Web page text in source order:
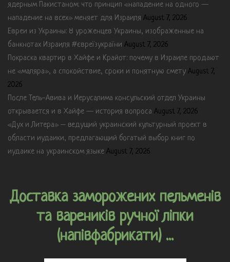
ядерным Пакистаном: что принцип «нападение на одного —
нападение на всех» меняет для Израиля August 7, 2026
Евреи из Украины: 8 уроженцев Украины, изображенные на
банкнотах Израиля #євреїзукраїни August 7, 2026
Покраска квартир в Хайфе и Крайот: почему в Израиле продают
не «маляра», а спокойствие, сроки и понятную смету August 7,
2026
После Тель-Авива и Иерусалима консульский отдел Украины
открывается и в Хайфе — история вопроса August 7, 2026
«Дух и Литера» – ведущий украинский культурный проект в
области иудаики, предлагающий богатый выбор книг по
иудаике на украинском языке August 7, 2026
Доставка заморожених пельменів
та вареників ручної ліпки
(напівфабрикати) ...